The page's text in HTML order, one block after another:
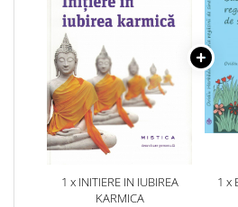
1 x INITIERE IN IUBIREA
KARMICA
1 x